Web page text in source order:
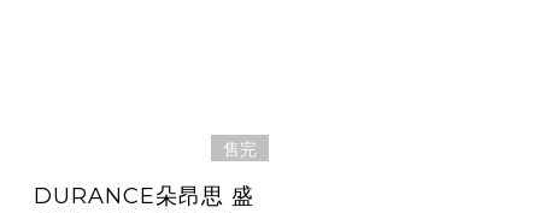
售完
DURANCE朵昂思 盛